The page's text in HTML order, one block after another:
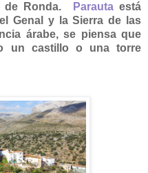
de Ronda.
Parautaestá
Genal y la Sierra de las
árabe, se piensa que
un castillo o una torre